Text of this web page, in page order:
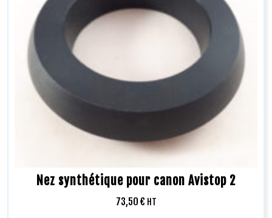
Nez synthétique pour canon Avistop 2
73,50 € HT